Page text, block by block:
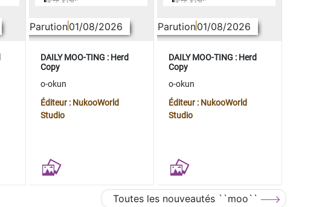
Parution01/08/2026
DAILY MOO-TING : Herd
Copy
o-okun
Éditeur : NukooWorld
Studio
Parution01/08/2026
DAILY MOO-TING : Herd
Copy
o-okun
Éditeur : NukooWorld
Studio
Toutes les nouveautés ``moo``